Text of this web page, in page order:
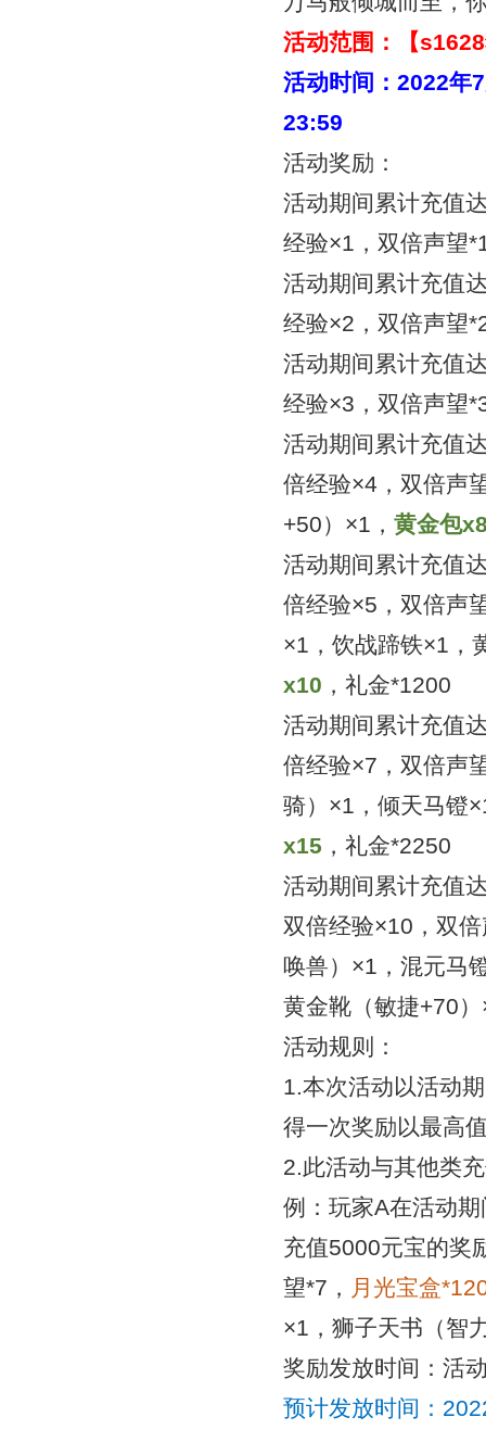
活动范围：【
活动时间：2022年
23:59
活动奖励：
活动期间累计充值
经验×1，双倍声望
活动期间累计充值
经验×2，双倍声望
活动期间累计充值
经验×3，双倍声望
活动期间累计充值
倍经验×4，双倍声
+50）×1，黄金包x
活动期间累计充值
倍经验×5，双倍声
×1 ，饮战蹄铁×1
x10 ，礼金*1200
活动期间累计充值
倍经验×7，双倍声
骑）×1，倾天马镫
x15 ，礼金*2250
活动期间累计充值
双倍经验×10，双
唤兽）×1，混元马
黄金靴（敏捷+70
活动规则：
1.本次活动以活动
得一次奖励以最高
2.此活动与其他类
例：玩家A在活动
充值5000元宝的奖
望*7， 月光宝盒*1
×1，狮子天书（智
奖励发放时间：活
预计发放时间：